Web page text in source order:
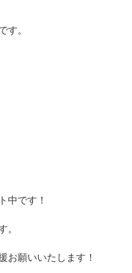
す。
中です！
。
願いいたします！